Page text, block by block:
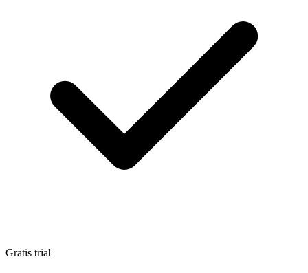
Gratis trial